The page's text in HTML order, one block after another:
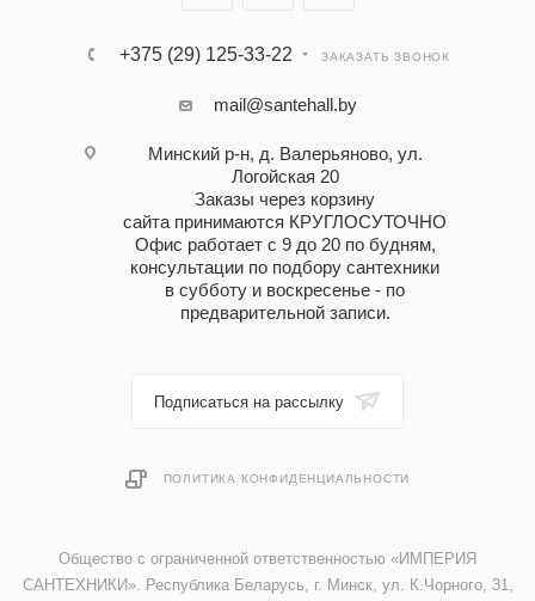
+375 (29) 125-33-22 ЗАКАЗАТЬ ЗВОНОК
mail@santehall.by
Минский р-н, д. Валерьяново, ул.
Логойская 20
Заказы через корзину
сайта принимаются КРУГЛОСУТОЧНО
Офис работает с 9 до 20 по будням,
консультации по подбору сантехники
в субботу и воскресенье - по
предварительной записи.
Подписаться на рассылку
ПОЛИТИКА КОНФИДЕНЦИАЛЬНОСТИ
Общество с ограниченной ответственностью «ИМПЕРИЯ
САНТЕХНИКИ». Республика Беларусь, г. Минск, ул. К.Чорного, 31,